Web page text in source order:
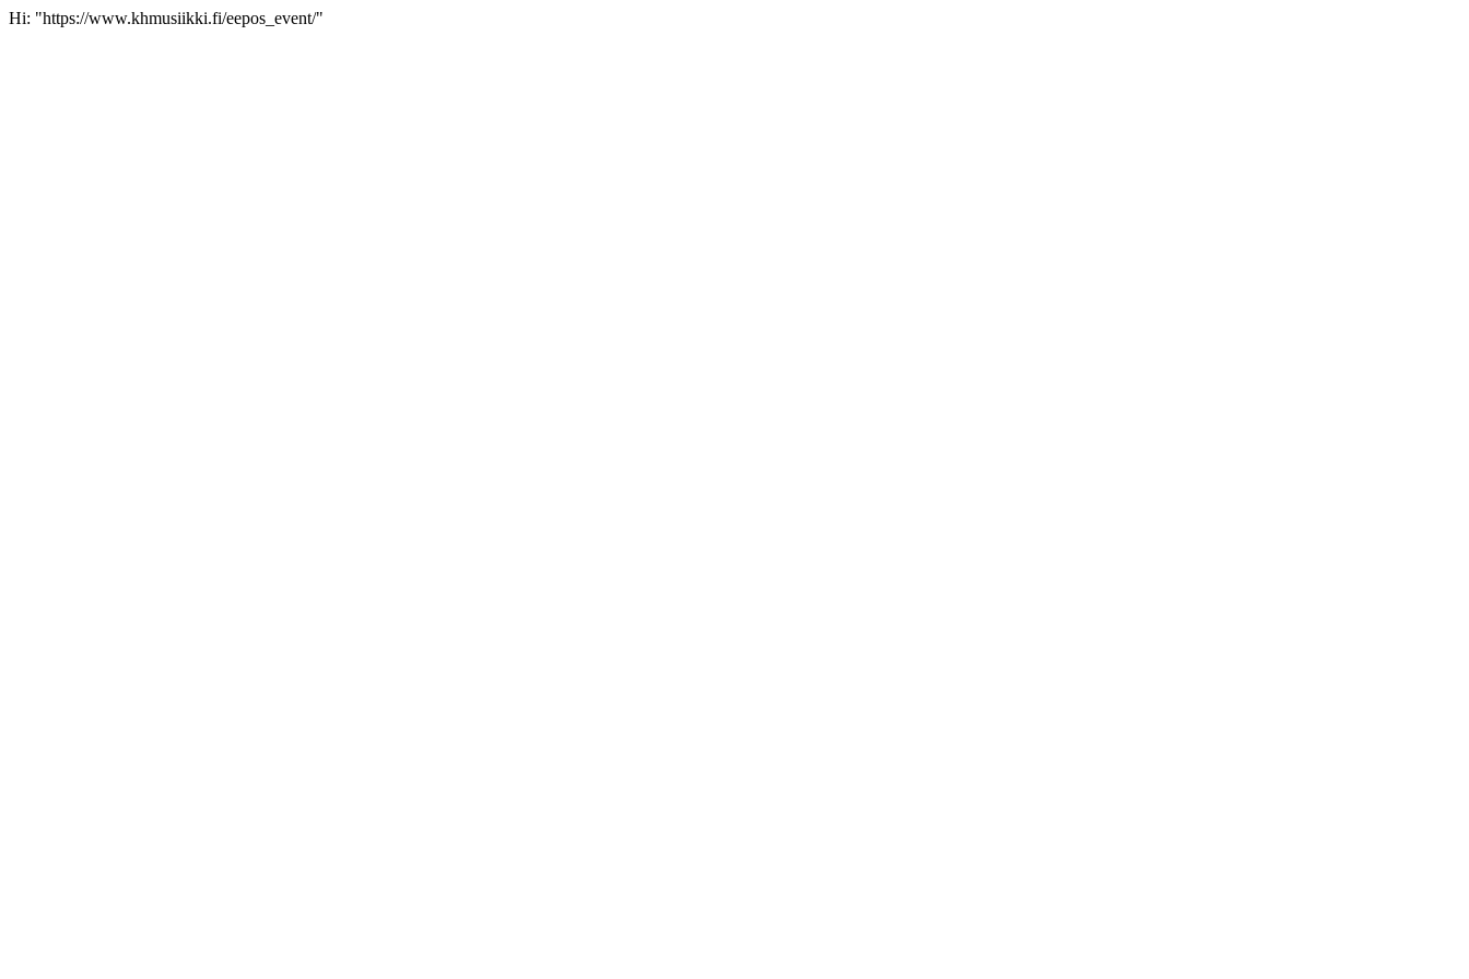
Hi: "https://www.khmusiikki.fi/eepos_event/"